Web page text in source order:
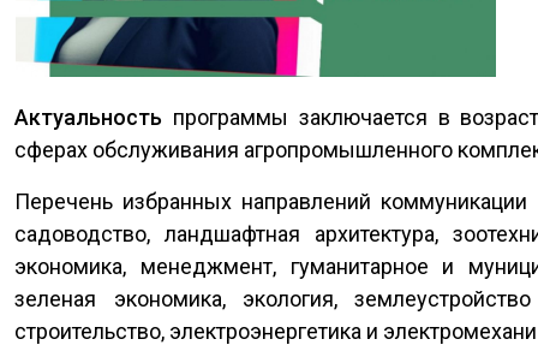
Актуальность программы заключается в
сферах обслуживания агропромышленного
Перечень избранных направлений
садоводство, ландшафтная архитектура,
экономика, менеджмент, гуманитарное и
зеленая экономика, экология,
строительство, электроэнергетика и